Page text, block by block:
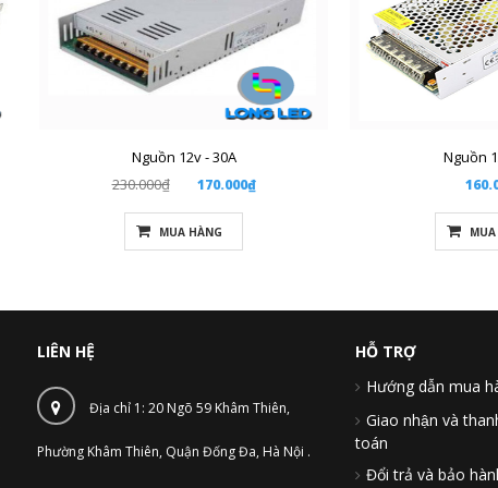
Nguồn 12v - 30A
230.000₫
170.000₫
MUA HÀNG
Nguồn
LIÊN HỆ
Địa chỉ 1: 20 Ngõ 59 Khâm Thiên,
Phường Khâm Thiên, Quận Đống Đa, Hà Nội .
HỖ TRỢ
Hướng dẫn mua
Giao nhận và
toán
Đổi trả và bảo